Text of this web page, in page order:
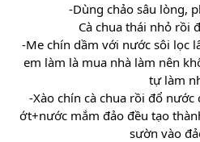
-Dùng chảo sâu lòng,
Cà chua thái nhỏ rồi
-Me chín dầm với nước sôi lọc
em làm là mua nhà làm nên
tự làm
-Xào chín cà chua rồi đổ
ớt+nước mắm đảo đều tạo
sườn vào